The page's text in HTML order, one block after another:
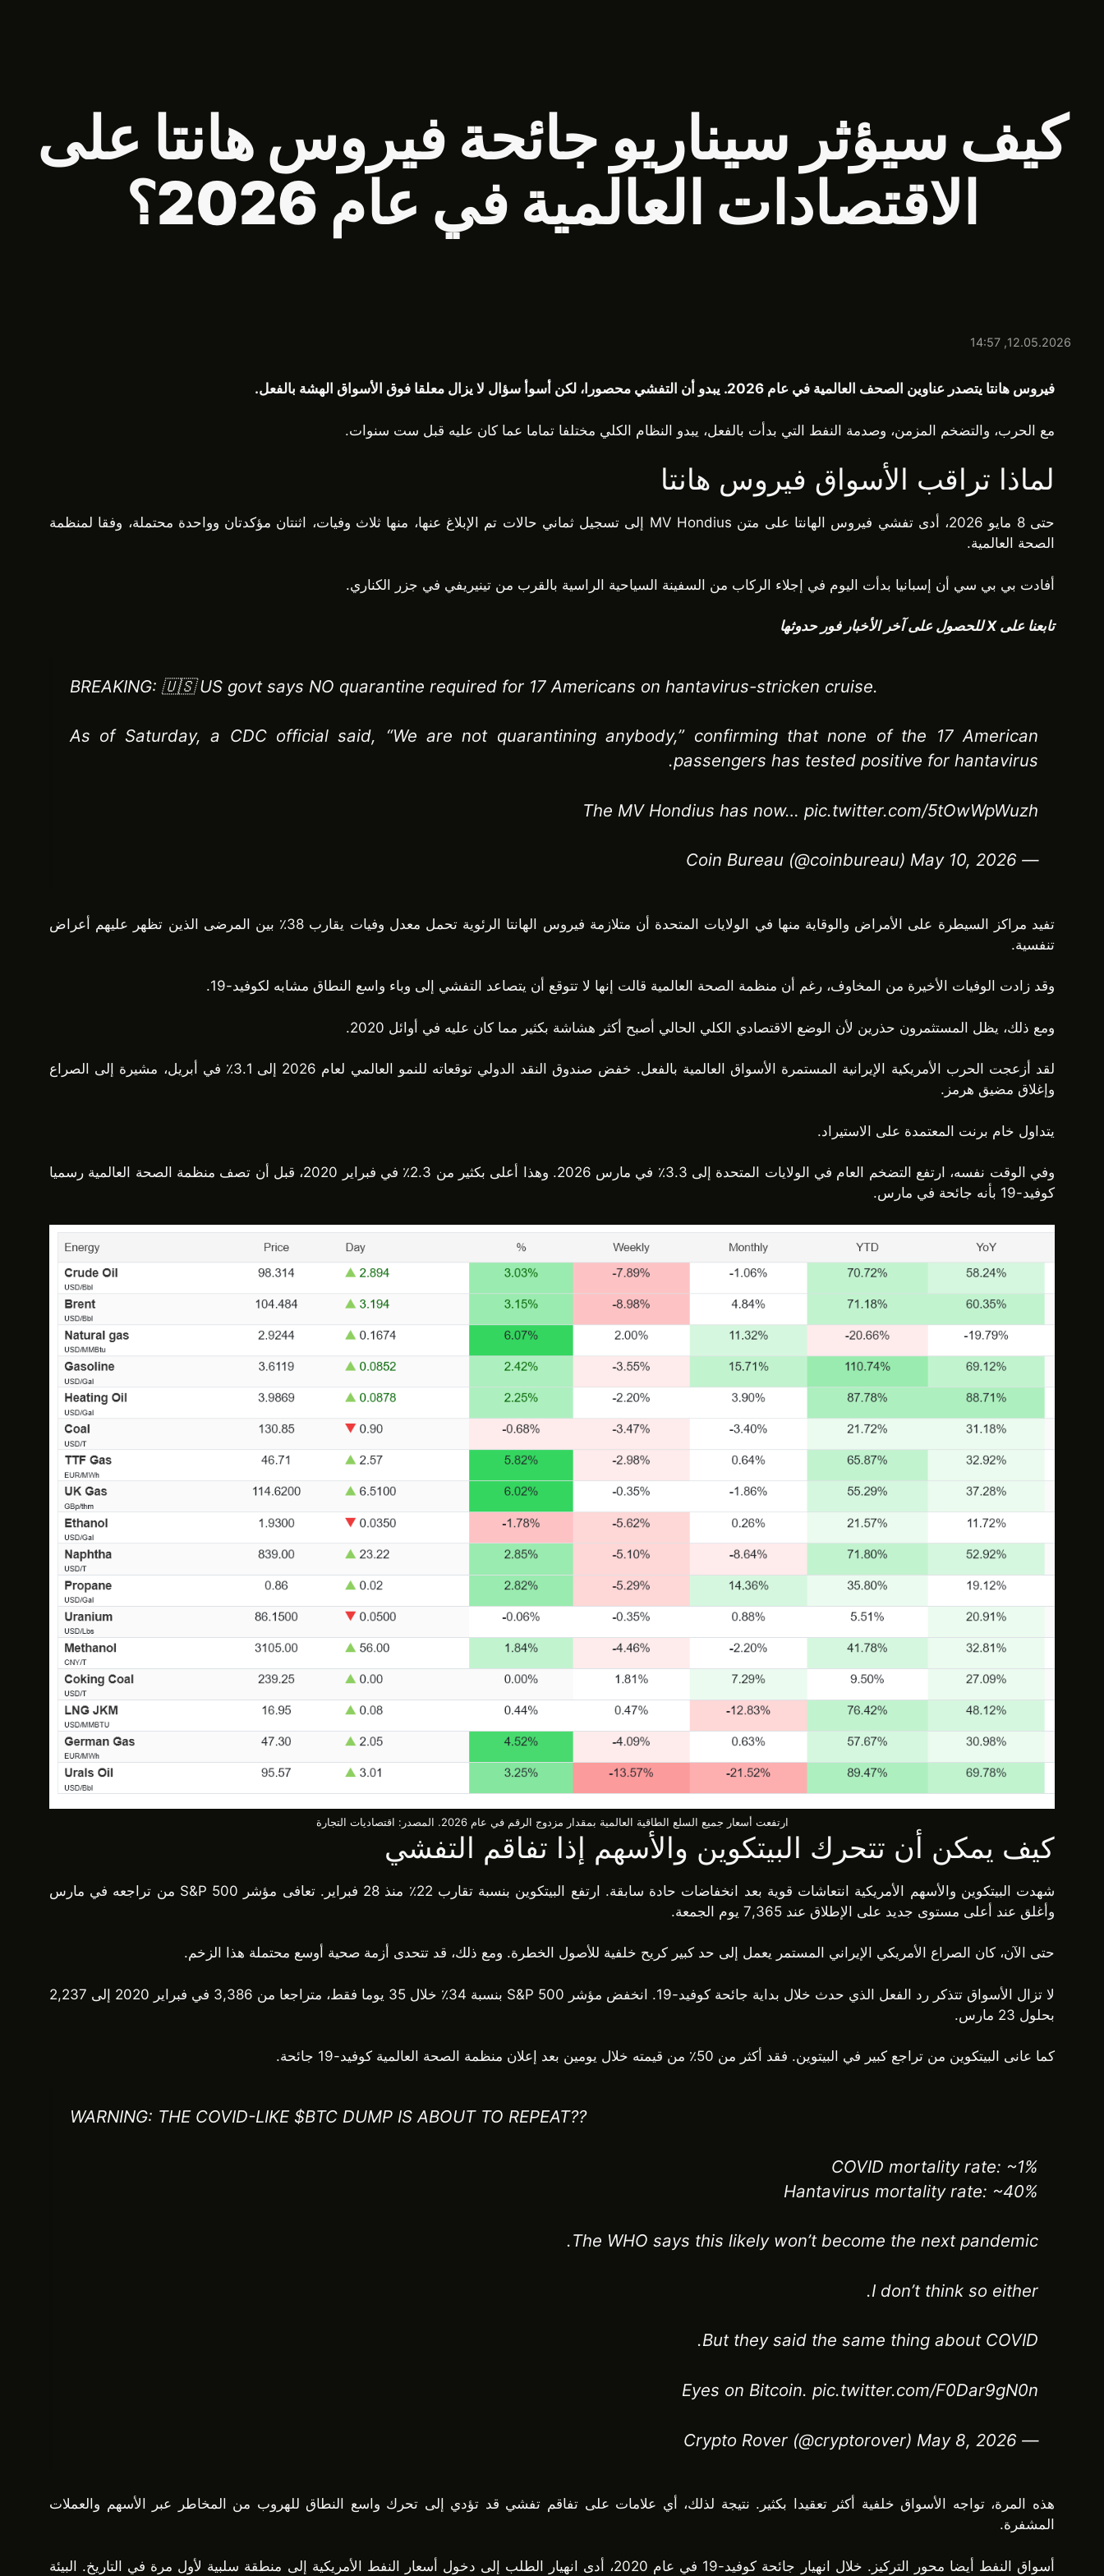
Tiếng Việt
كيف سيؤثر سيناريو جائحة فيروس هانتا على
الاقتصادات العالمية في عام 2026؟
12.05.2026, 14:57
فيروس هانتا يتصدر عناوين الصحف العالمية في عام 2026. يبدو أن التفشي محصورا، لكن أسوأ سؤال لا يزال معلقا فوق الأسواق الهشة بالفعل.
مع الحرب، والتضخم المزمن، وصدمة النفط التي بدأت بالفعل، يبدو النظام الكلي مختلفا تماما عما كان عليه قبل ست سنوات.
لماذا تراقب الأسواق فيروس هانتا
حتى 8 مايو 2026، أدى تفشي فيروس الهانتا على متن MV Hondius إلى تسجيل ثماني حالات تم الإبلاغ عنها، منها ثلاث وفيات، اثنتان مؤكدتان وواحدة محتملة، وفقا لمنظمة
الصحة العالمية.
أفادت بي بي سي أن إسبانيا بدأت اليوم في إجلاء الركاب من السفينة السياحية الراسية بالقرب من تينيريفي في جزر الكناري.
تابعنا على X للحصول على آخر الأخبار فور حدوثها
BREAKING: 🇺🇸 US govt says NO quarantine required for 17 Americans on hantavirus-stricken cruise.
As of Saturday, a CDC official said, “We are not quarantining anybody,” confirming that none of the 17 American
passengers has tested positive for hantavirus.
The MV Hondius has now… pic.twitter.com/5tOwWpWuzh
— Coin Bureau (@coinbureau) May 10, 2026
تفيد مراكز السيطرة على الأمراض والوقاية منها في الولايات المتحدة أن متلازمة فيروس الهانتا الرئوية تحمل معدل وفيات يقارب 38٪ بين المرضى الذين تظهر عليهم أعراض
تنفسية.
وقد زادت الوفيات الأخيرة من المخاوف، رغم أن منظمة الصحة العالمية قالت إنها لا تتوقع أن يتصاعد التفشي إلى وباء واسع النطاق مشابه لكوفيد-19.
ومع ذلك، يظل المستثمرون حذرين لأن الوضع الاقتصادي الكلي الحالي أصبح أكثر هشاشة بكثير مما كان عليه في أوائل 2020.
لقد أزعجت الحرب الأمريكية الإيرانية المستمرة الأسواق العالمية بالفعل. خفض صندوق النقد الدولي توقعاته للنمو العالمي لعام 2026 إلى 3.1٪ في أبريل، مشيرة إلى الصراع
وإغلاق مضيق هرمز.
يتداول خام برنت المعتمدة على الاستيراد.
وفي الوقت نفسه، ارتفع التضخم العام في الولايات المتحدة إلى 3.3٪ في مارس 2026. وهذا أعلى بكثير من 2.3٪ في فبراير 2020، قبل أن تصف منظمة الصحة العالمية رسميا
كوفيد-19 بأنه جائحة في مارس.
ارتفعت أسعار جميع السلع الطاقية العالمية بمقدار مزدوج الرقم في عام 2026. المصدر: اقتصاديات التجارة
كيف يمكن أن تتحرك البيتكوين والأسهم إذا تفاقم التفشي
شهدت البيتكوين والأسهم الأمريكية انتعاشات قوية بعد انخفاضات حادة سابقة. ارتفع البيتكوين بنسبة تقارب 22٪ منذ 28 فبراير. تعافى مؤشر S&P 500 من تراجعه في مارس
وأغلق عند أعلى مستوى جديد على الإطلاق عند 7,365 يوم الجمعة.
حتى الآن، كان الصراع الأمريكي الإيراني المستمر يعمل إلى حد كبير كريح خلفية للأصول الخطرة. ومع ذلك، قد تتحدى أزمة صحية أوسع محتملة هذا الزخم.
لا تزال الأسواق تتذكر رد الفعل الذي حدث خلال بداية جائحة كوفيد-19. انخفض مؤشر S&P 500 بنسبة 34٪ خلال 35 يوما فقط، متراجعا من 3,386 في فبراير 2020 إلى 2,237
بحلول 23 مارس.
كما عانى البيتكوين من تراجع كبير في البيتوين. فقد أكثر من 50٪ من قيمته خلال يومين بعد إعلان منظمة الصحة العالمية كوفيد-19 جائحة.
WARNING: THE COVID-LIKE $BTC DUMP IS ABOUT TO REPEAT??
COVID mortality rate: ~1%
Hantavirus mortality rate: ~40%
The WHO says this likely won’t become the next pandemic.
I don’t think so either.
But they said the same thing about COVID.
Eyes on Bitcoin. pic.twitter.com/F0Dar9gN0n
— Crypto Rover (@cryptorover) May 8, 2026
هذه المرة، تواجه الأسواق خلفية أكثر تعقيدا بكثير. نتيجة لذلك، أي علامات على تفاقم تفشي قد تؤدي إلى تحرك واسع النطاق للهروب من المخاطر عبر الأسهم والعملات
المشفرة.
أسواق النفط أيضا محور التركيز. خلال انهيار جائحة كوفيد-19 في عام 2020، أدى انهيار الطلب إلى دخول أسعار النفط الأمريكية إلى منطقة سلبية لأول مرة في التاريخ. البيئة